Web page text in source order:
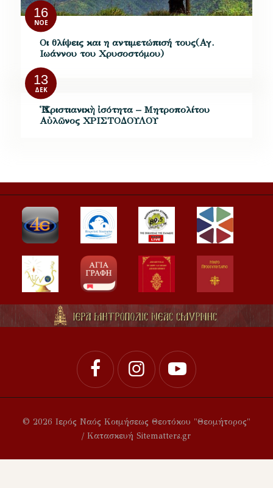
16
ΝΟΈ
Οι θλίψεις και η αντιμετώπισή τους(Αγ.
Ιωάννου του Χρυσοστόμου)
13
ΔΕΚ
Ἡ Χριστιανικὴ ἰσότητα – Μητροπολίτου
Αὐλῶνος ΧΡΙΣΤΟΔΟΥΛΟΥ
© 2026 Ιερός Ναός Κοιμήσεως Θεοτόκου "Θεομήτορος"
/ Κατασκευή Sitematters.gr